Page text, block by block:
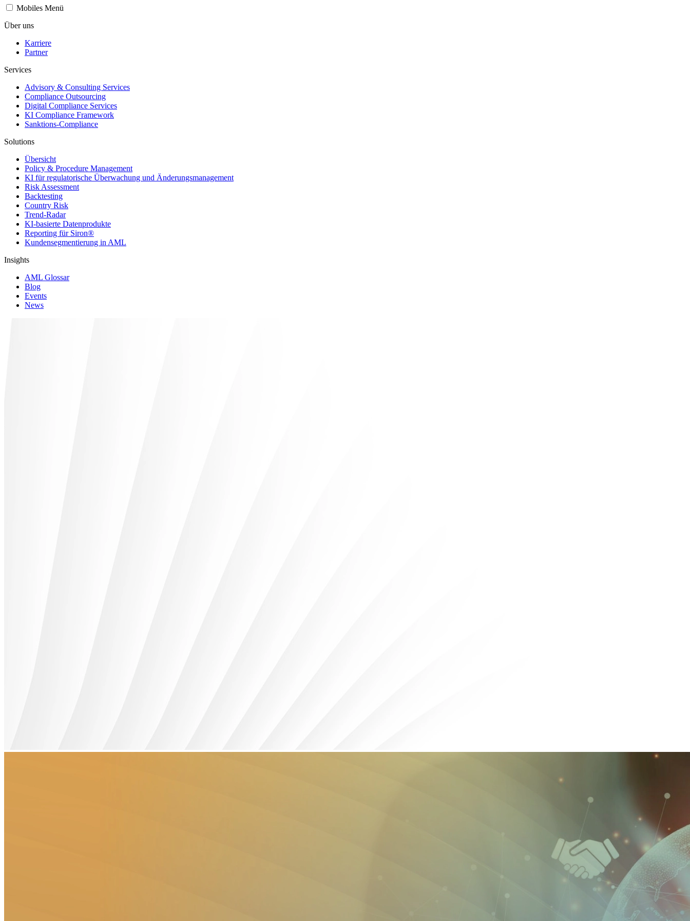
Mobiles Menü
Über uns
Karriere
Partner
Services
Advisory & Consulting Services
Compliance Outsourcing
Digital Compliance Services
KI Compliance Framework
Sanktions-Compliance
Solutions
Übersicht
Policy & Procedure Management
KI für regulatorische Überwachung und Änderungsmanagement
Risk Assessment
Backtesting
Country Risk
Trend-Radar
KI-basierte Datenprodukte
Reporting für Siron®
Kundensegmentierung in AML
Insights
AML Glossar
Blog
Events
News